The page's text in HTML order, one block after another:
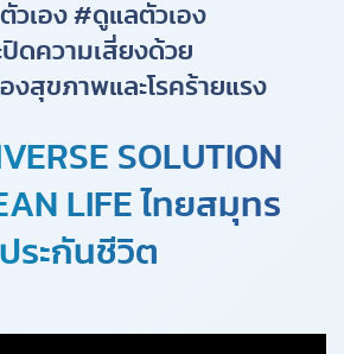
วเอง #ดูแลตัวเอง
ปิดความเสี่ยงด้วย
สุขภาพและโรคร้ายแรง
SOLUTION
LIFE ไทยสมุทร
ประกันชีวิต